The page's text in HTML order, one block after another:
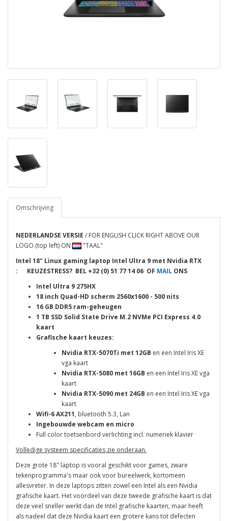
Omschrijving
NEDERLANDSE VERSIE / FOR ENGLISH CLICK RIGHT ABOVE OUR
LOGO (top left) ON
"TAAL"
Intel 18" Linux gaming laptop Intel Ultra 9 met Nvidia RTX
: KEUZESTRESS? BEL +32 (0) 51 77 14 06 OF MAIL ONS
Intel Ultra 9 275HX
18 inch Quad-HD scherm 2560x1600 - 500 nits
16 GB DDR5 ram-geheugen
1 TB SSD Solid State Drive M.2 NVMe PCI Express 4.0
kaart
Grafische kaart keuzes:
Nvidia RTX-5070Ti met 12GB en een Intel Iris XE
vga kaart
Nvidia RTX-5080 met 16GB en een Intel Iris XE vga
kaart
Nvidia RTX-5090 met 24GB en een Intel Iris XE vga
kaart
Wifi-6 AX211, bluetooth 5.3, Lan
Ingebouwde webcam en micro
Full color toetsenbord verlichting incl. numeriek klavier
Volledige systeem specificaties zie onderaan.
Deze grote 18" laptop is vooral geschikt voor games, zware
tekenprogramma's maar ook voor bureelwerk, kortomeen
allesvreter. In deze laptops zitten zowel een Intel als een Nvidia
grafische kaart. Het voordeel van deze tweede grafische kaart is dat
deze veel sneller werkt dan de Intel grafische kaarten, maar heeft
als nadeel dat deze Nvidia kaart een grotere kans tot defecten